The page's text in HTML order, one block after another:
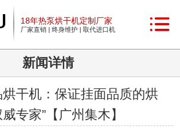
18年热泵烘干机定制厂家
厂家直销 | 终身维护 | 取代进口机
新闻详情
干机：保证挂面品质的烘
威专家”【广州集木】